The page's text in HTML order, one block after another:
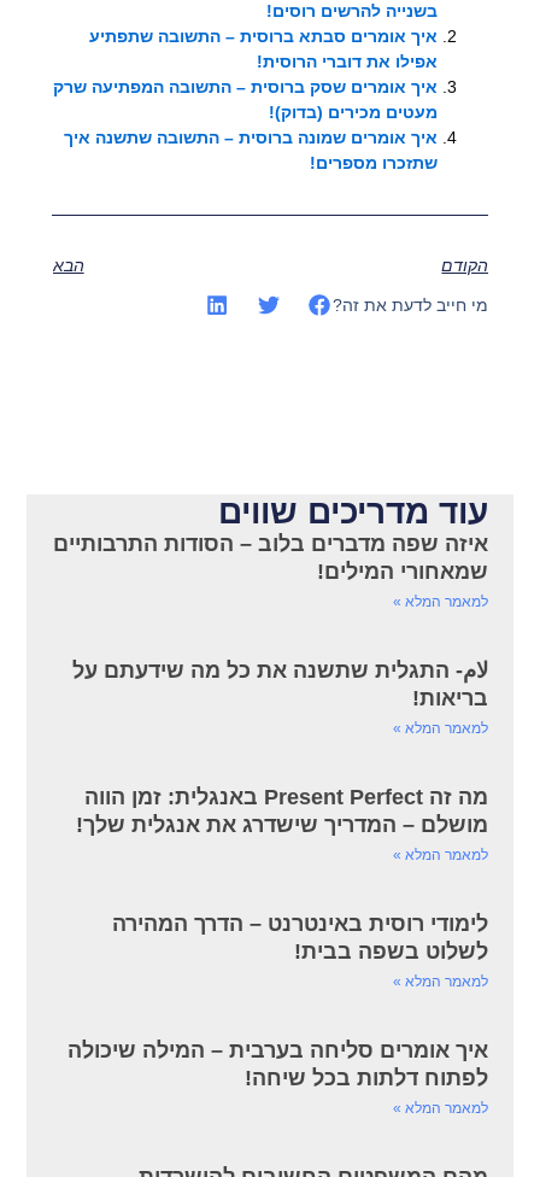
בשנייה להרשים רוסים!
איך אומרים סבתא ברוסית – התשובה שתפתיע
אפילו את דוברי הרוסית!
איך אומרים שסק ברוסית – התשובה המפתיעה שרק
מעטים מכירים (בדוק)!
איך אומרים שמונה ברוסית – התשובה שתשנה איך
שתזכרו מספרים!
הקודם הבא
מי חייב לדעת את זה?
עוד מדריכים שווים
איזה שפה מדברים בלוב – הסודות התרבותיים
שמאחורי המילים!
למאמר המלא »
لام- התגלית שתשנה את כל מה שידעתם על
בריאות!
למאמר המלא »
מה זה Present Perfect באנגלית: זמן הווה
מושלם – המדריך שישדרג את אנגלית שלך!
למאמר המלא »
לימודי רוסית באינטרנט – הדרך המהירה
לשלוט בשפה בבית!
למאמר המלא »
איך אומרים סליחה בערבית – המילה שיכולה
לפתוח דלתות בכל שיחה!
למאמר המלא »